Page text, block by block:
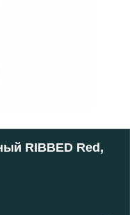
RIBBED Red,